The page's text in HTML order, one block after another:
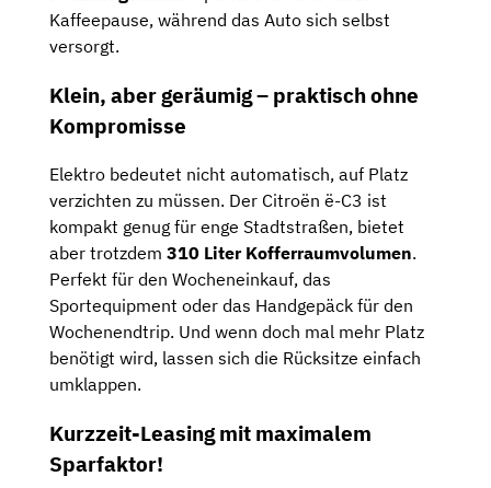
Kaffeepause, während das Auto sich selbst
versorgt.
Klein, aber geräumig – praktisch ohne
Kompromisse
Elektro bedeutet nicht automatisch, auf Platz
verzichten zu müssen. Der Citroën ë-C3 ist
kompakt genug für enge Stadtstraßen, bietet
aber trotzdem 310 Liter Kofferraumvolumen.
Perfekt für den Wocheneinkauf, das
Sportequipment oder das Handgepäck für den
Wochenendtrip. Und wenn doch mal mehr Platz
benötigt wird, lassen sich die Rücksitze einfach
umklappen.
Kurzzeit-Leasing mit maximalem
Sparfaktor!